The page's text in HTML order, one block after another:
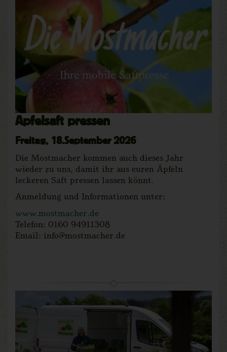
Apfelsaft pressen
Freitag, 18.September 2026
Die Mostmacher kommen auch dieses Jahr
wieder zu uns, damit ihr aus euren Äpfeln
leckeren Saft pressen lassen könnt.
Anmeldung und Informationen unter:
www.mostmacher.de
Telefon: 0160 94911308
Email: info@mostmacher.de